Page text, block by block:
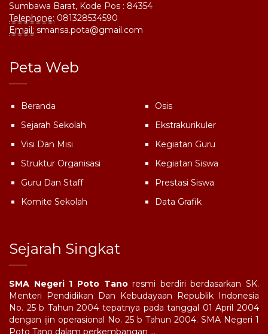
Sumbawa Barat, Kode Pos : 84354
Telephone: 081328534590
Email: smansa.pota@gmail.com
Peta Web
Beranda
Sejarah Sekolah
Visi Dan Misi
Struktur Organisasi
Guru Dan Staff
Komite Sekolah
Osis
Ekstrakurikuler
Kegiatan Guru
Kegiatan Siswa
Prestasi Siswa
Data Grafik
Sejarah Singkat
SMA Negeri 1 Poto Tanoresmi berdiri berdasarkan SK.
Menteri Pendidikan Dan Kebudayaan Republik Indonesia
No. 25 b Tahun 2004 tepatnya pada tanggal 01 April 2004
dengan ijin operasional No. 25 b Tahun 2004. SMA Negeri 1
Poto Tano dalam perkembangan ...